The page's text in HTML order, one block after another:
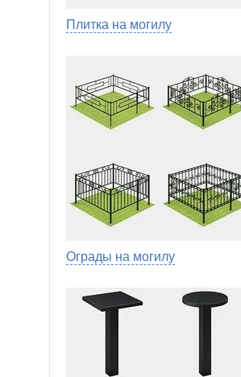
Плитка на могилу
Ограды на могилу